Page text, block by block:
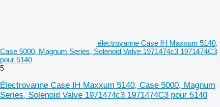
électrovanne Case IH Maxxum 5140,
Case 5000, Magnum Series, Solenoid Valve 1971474c3 1971474C3
pour 5140
5
Électrovanne Case IH Maxxum 5140, Case 5000, Magnum
Series, Solenoid Valve 1971474c3 1971474C3 pour 5140